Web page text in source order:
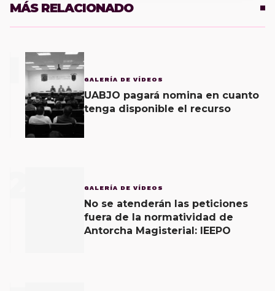
MÁS RELACIONADO
GALERÍA DE VÍDEOS
UABJO pagará nomina en cuanto
tenga disponible el recurso
GALERÍA DE VÍDEOS
No se atenderán las peticiones
fuera de la normatividad de
Antorcha Magisterial: IEEPO